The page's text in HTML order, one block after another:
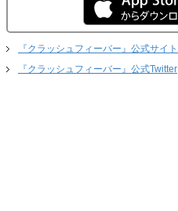
『クラッシュフィーバー』公式サイト
『クラッシュフィーバー』公式Twitter